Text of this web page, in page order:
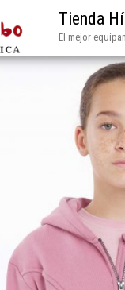
Tienda
El mejor